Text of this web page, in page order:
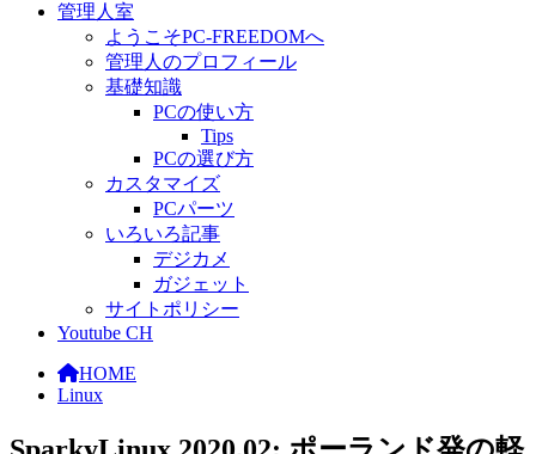
管理人室
ようこそPC-FREEDOMへ
管理人のプロフィール
基礎知識
PCの使い方
Tips
PCの選び方
カスタマイズ
PCパーツ
いろいろ記事
デジカメ
ガジェット
サイトポリシー
Youtube CH
HOME
Linux